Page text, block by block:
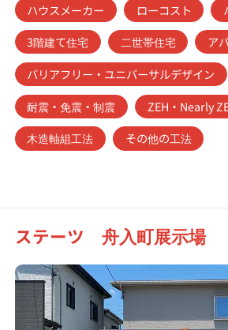
ハウスメーカー ローコスト
3階建て住宅
二世帯住宅
ア
バリアフリー・ユニバーサルデザイン
耐震・免震・制震
ZEH・Nearly
木造軸組工法
その他の工法
ステーツ 舟入町展示場